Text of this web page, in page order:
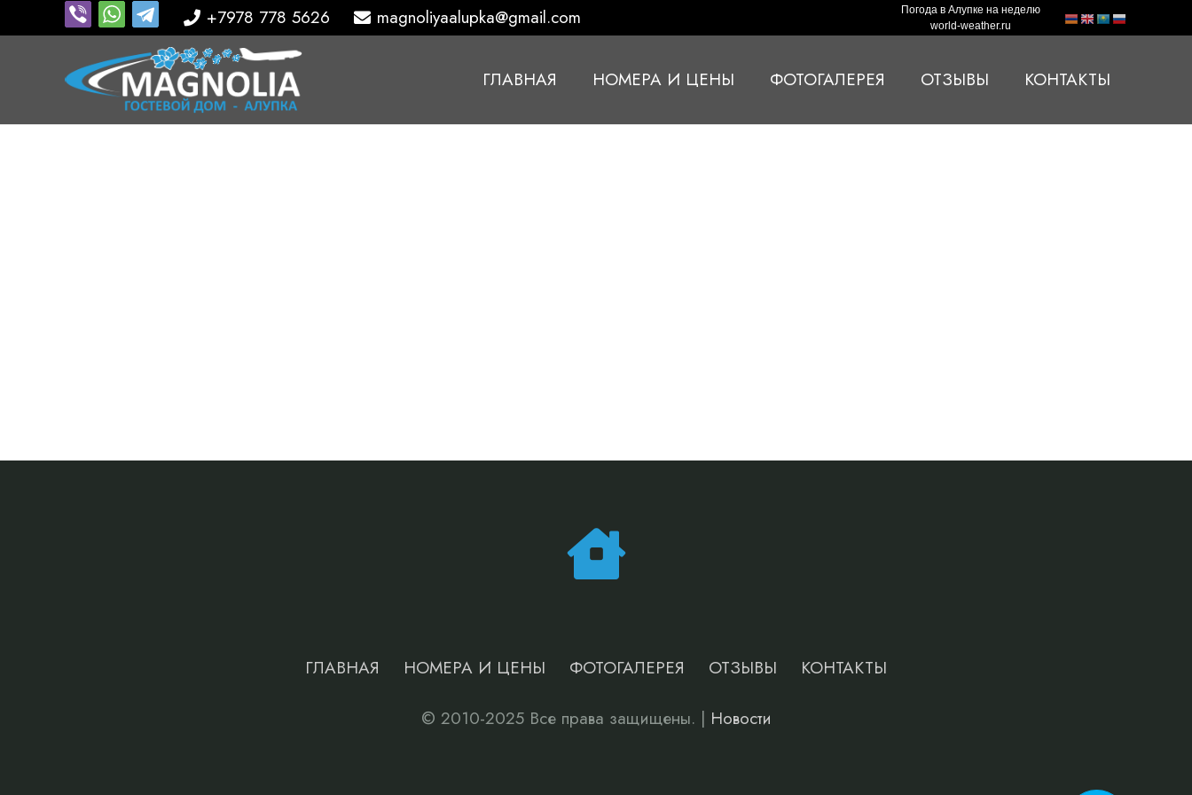
+7978 778 5626 magnoliyaalupka@gmail.com
Погода в Алупке на неделю
world-weather.ru
ГЛАВНАЯ НОМЕРА И ЦЕНЫ ФОТОГАЛЕРЕЯ ОТЗЫВЫ КОНТАКТЫ
ГЛАВНАЯ НОМЕРА И ЦЕНЫ ФОТОГАЛЕРЕЯ ОТЗЫВЫ КОНТАКТЫ
© 2010-2025 Все права защищены. | Новости